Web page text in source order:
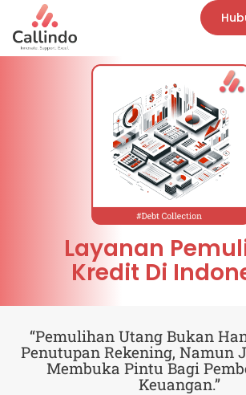
Layanan
Kredit Di
“Pemulihan Utang Bukan
Penutupan Rekening, Namun
Membuka Pintu Bagi
Keuangan.”